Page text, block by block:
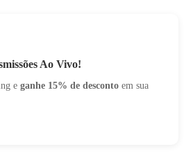
Ao Vivo!
e ganhe 15% de desconto em sua